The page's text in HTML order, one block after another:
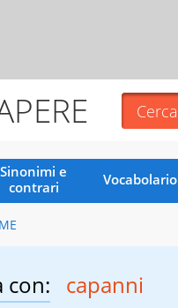
Sinonimi e
contrari
Vocabolario
con: capanni